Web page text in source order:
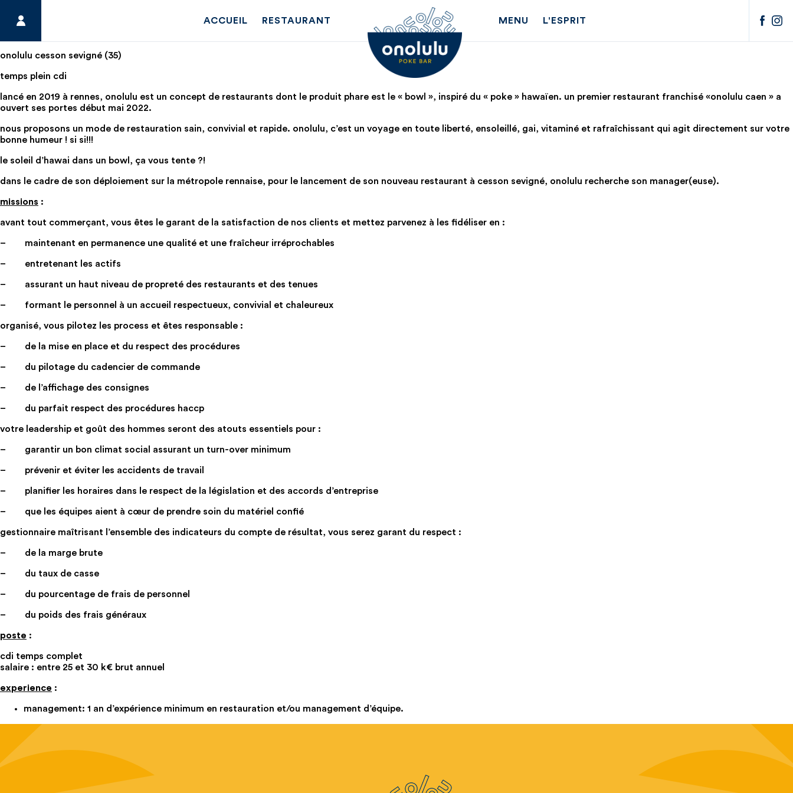
ACCUEIL RESTAURANT MENU L'ESPRIT
onolulu cesson sevigné (35)
temps plein cdi
lancé en 2019 à rennes, onolulu est un concept de restaurants dont le produit phare est le « bowl », inspiré du « poke » hawaïen. un premier restaurant franchisé «onolulu caen » a
ouvert ses portes début mai 2022.
nous proposons un mode de restauration sain, convivial et rapide. onolulu, c’est un voyage en toute liberté, ensoleillé, gai, vitaminé et rafraîchissant qui agit directement sur votre
bonne humeur ! si si!!!
le soleil d’hawai dans un bowl, ça vous tente ?!
dans le cadre de son déploiement sur la métropole rennaise, pour le lancement de son nouveau restaurant à cesson sevigné, onolulu recherche son manager(euse).
missions :
avant tout commerçant, vous êtes le garant de la satisfaction de nos clients et mettez parvenez à les fidéliser en :
– maintenant en permanence une qualité et une fraîcheur irréprochables
– entretenant les actifs
– assurant un haut niveau de propreté des restaurants et des tenues
– formant le personnel à un accueil respectueux, convivial et chaleureux
organisé, vous pilotez les process et êtes responsable :
– de la mise en place et du respect des procédures
– du pilotage du cadencier de commande
– de l’affichage des consignes
– du parfait respect des procédures haccp
votre leadership et goût des hommes seront des atouts essentiels pour :
– garantir un bon climat social assurant un turn-over minimum
– prévenir et éviter les accidents de travail
– planifier les horaires dans le respect de la législation et des accords d’entreprise
– que les équipes aient à cœur de prendre soin du matériel confié
gestionnaire maîtrisant l’ensemble des indicateurs du compte de résultat, vous serez garant du respect :
– de la marge brute
– du taux de casse
– du pourcentage de frais de personnel
– du poids des frais généraux
poste :
cdi temps complet
salaire : entre 25 et 30 k€ brut annuel
experience :
management: 1 an d’expérience minimum en restauration et/ou management d’équipe.